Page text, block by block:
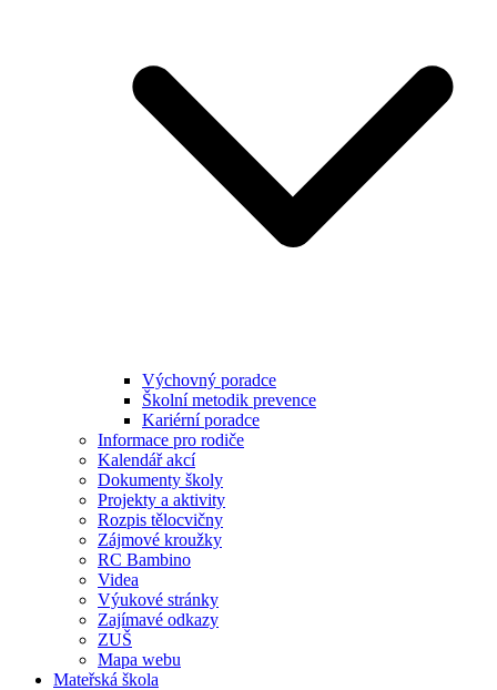
Výchovný poradce
Školní metodik prevence
Kariérní poradce
Informace pro rodiče
Kalendář akcí
Dokumenty školy
Projekty a aktivity
Rozpis tělocvičny
Zájmové kroužky
RC Bambino
Videa
Výukové stránky
Zajímavé odkazy
ZUŠ
Mapa webu
Mateřská škola